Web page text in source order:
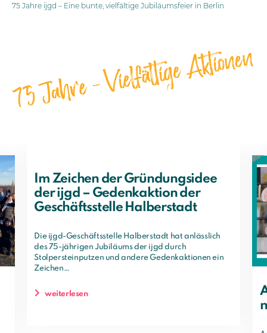
75 Jahre ijgd – Eine bunte, vielfältige Jubiläumsfeier in Berlin
Im Zeichen der Gründungsidee
der ijgd – Gedenkaktion der
Geschäftsstelle Halberstadt
Die ijgd-Geschäftsstelle Halberstadt hat anlässlich
des 75-jährigen Jubiläums der ijgd durch
Stolpersteinputzen und andere Gedenkaktionen ein
Zeichen…
weiterlesen